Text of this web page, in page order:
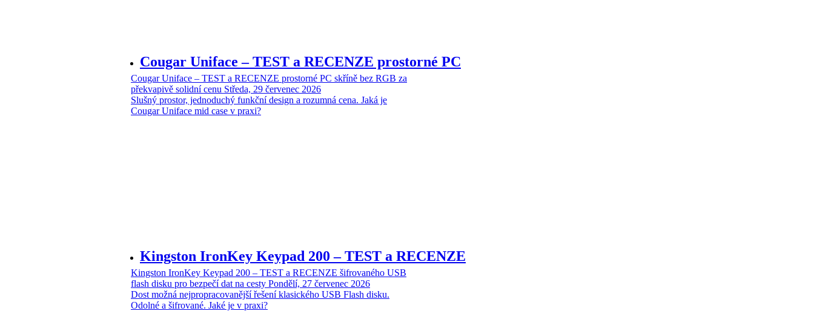
Cougar Uniface – TEST a RECENZE prostorné PC
Cougar Uniface – TEST a RECENZE prostorné PC skříně bez RGB za
překvapivě solidní cenu Středa, 29 červenec 2026
Slušný prostor, jednoduchý funkční design a rozumná cena. Jaká je
Cougar Uniface mid case v praxi?
Kingston IronKey Keypad 200 – TEST a RECENZE
Kingston IronKey Keypad 200 – TEST a RECENZE šifrovaného USB
flash disku pro bezpečí dat na cesty Pondělí, 27 červenec 2026
Dost možná nejpropracovanější řešení klasického USB Flash disku.
Odolné a šifrované. Jaké je v praxi?